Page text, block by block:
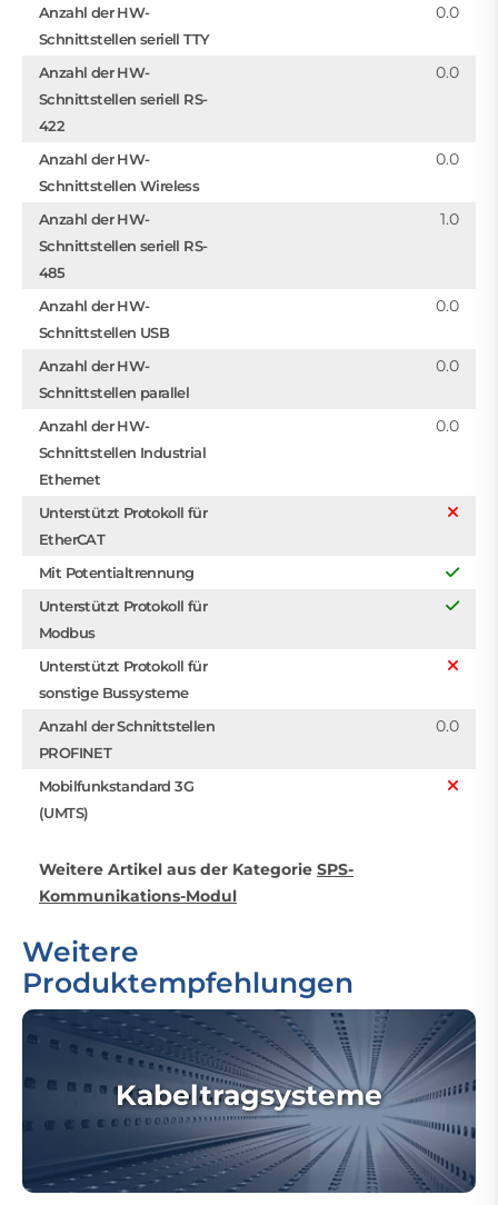
Anzahl der HW-
Schnittstellen seriell TTY
0.0
Anzahl der HW-
Schnittstellen seriell RS-
422
0.0
Anzahl der HW-
Schnittstellen Wireless
0.0
Anzahl der HW-
Schnittstellen seriell RS-
485
1.0
Anzahl der HW-
Schnittstellen USB
0.0
Anzahl der HW-
Schnittstellen parallel
0.0
Anzahl der HW-
Schnittstellen Industrial
Ethernet
0.0
Unterstützt Protokoll für
EtherCAT
Mit Potentialtrennung
Unterstützt Protokoll für
Modbus
Unterstützt Protokoll für
sonstige Bussysteme
Anzahl der Schnittstellen
PROFINET
0.0
Mobilfunkstandard 3G
(UMTS)
Weitere Artikel aus der Kategorie SPS-
Kommunikations-Modul
Weitere
Produktempfehlungen
Kabeltragsysteme